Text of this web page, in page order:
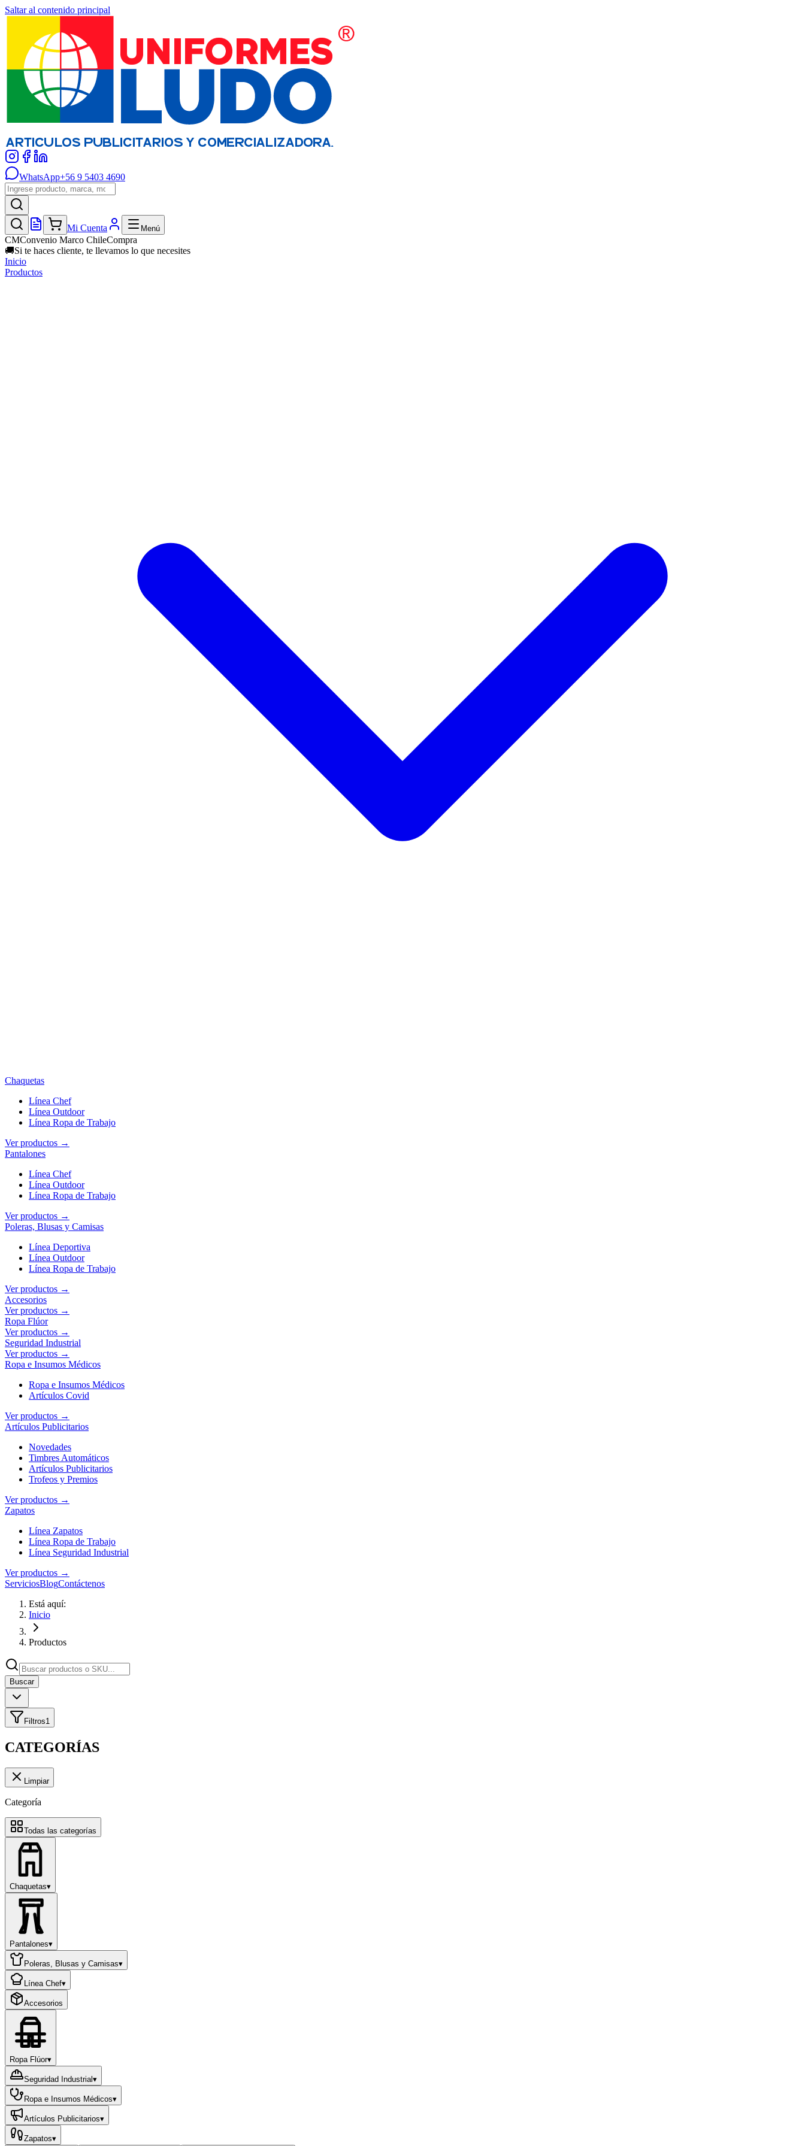
Saltar al contenido principal
WhatsApp+56 9 5403 4690
Mi Cuenta Menú
CMConvenio Marco ChileCompra
🚚Si te haces cliente, te llevamos lo que necesites
Inicio
Productos
Chaquetas
Línea Chef
Línea Outdoor
Línea Ropa de Trabajo
Ver productos →
Pantalones
Línea Chef
Línea Outdoor
Línea Ropa de Trabajo
Ver productos →
Poleras, Blusas y Camisas
Línea Deportiva
Línea Outdoor
Línea Ropa de Trabajo
Ver productos →
Accesorios
Ver productos →
Ropa Flúor
Ver productos →
Seguridad Industrial
Ver productos →
Ropa e Insumos Médicos
Ropa e Insumos Médicos
Artículos Covid
Ver productos →
Artículos Publicitarios
Novedades
Timbres Automáticos
Artículos Publicitarios
Trofeos y Premios
Ver productos →
Zapatos
Línea Zapatos
Línea Ropa de Trabajo
Línea Seguridad Industrial
Ver productos →
ServiciosBlogContáctenos
Está aquí:
Inicio
Productos
Buscar
Filtros1
CATEGORÍAS
Limpiar
Categoría
Todas las categorías
Chaquetas▾
Pantalones▾
Poleras, Blusas y Camisas▾
Línea Chef▾
Accesorios
Ropa Flúor▾
Seguridad Industrial ▾
Ropa e Insumos Médicos▾
Artículos Publicitarios▾
Zapatos▾